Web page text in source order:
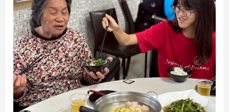
親
子/
感
情
藝
術
／
文
創
／